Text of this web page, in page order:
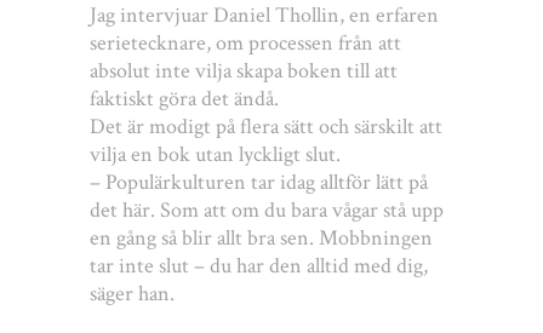
Jag intervjuar Daniel Thollin, en erfaren
serietecknare, om processen från att
absolut inte vilja skapa boken till att
faktiskt göra det ändå.
Det är modigt på flera sätt och särskilt att
vilja en bok utan lyckligt slut.
– Populärkulturen tar idag alltför lätt på
det här. Som att om du bara vågar stå upp
en gång så blir allt bra sen. Mobbningen
tar inte slut – du har den alltid med dig,
säger han.